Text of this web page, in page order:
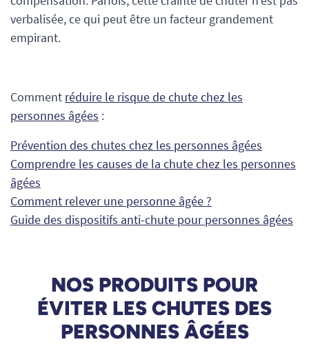
verbalisée, ce qui peut être un facteur grandement
empirant.
Comment réduire le risque de chute chez les
personnes âgées :
Prévention des chutes chez les personnes âgées
Comprendre les causes de la chute chez les personnes
âgées
Comment relever une personne âgée ?
Guide des dispositifs anti-chute pour personnes âgées
NOS PRODUITS POUR
ÉVITER LES CHUTES DES
PERSONNES ÂGÉES